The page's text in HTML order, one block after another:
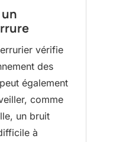
vérifie
des
également
comme
un bruit
à